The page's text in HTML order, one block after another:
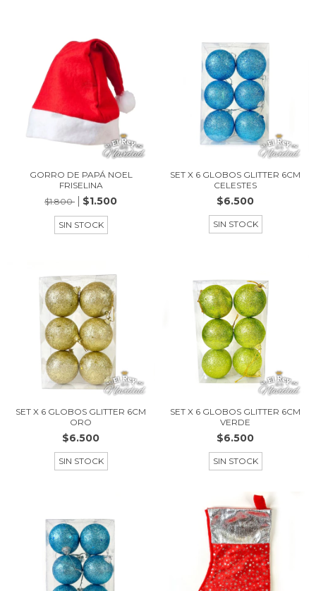
GORRO DE PAPÁ NOEL
FRISELINA
$1.800
$1.500
SIN STOCK
SET X 6 GLOBOS GLITTER 6CM
CELESTES
$6.500
SIN STOCK
SET X 6 GLOBOS GLITTER 6CM
ORO
$6.500
SIN STOCK
SET X 6 GLOBOS GLITTER 6CM
VERDE
$6.500
SIN STOCK